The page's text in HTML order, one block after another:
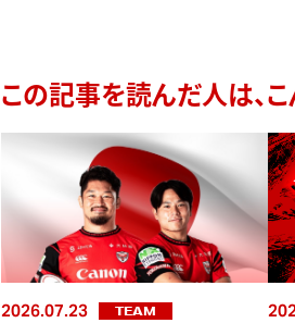
この記事を読んだ人は、
2026.07.23 TEAM